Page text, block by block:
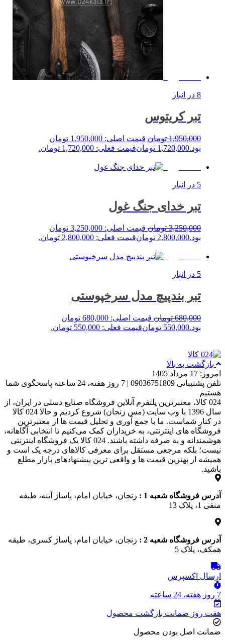
8 در انبار
تبر کریتوس
1,950,000 تومان
قیمت اصلی: 1,950,000 تومان
بود.1,720,000 تومانقیمت فعلی: 1,720,000 تومان.
5 در انبار
تبر خدای جنگ غول
3,250,000 تومان
قیمت اصلی: 3,250,000 تومان
بود.2,800,000 تومانقیمت فعلی: 2,800,000 تومان.
5 در انبار
تبر بندپیچ مدل سرخپوستی
680,000 تومان
قیمت اصلی: 680,000 تومان
بود.550,000 تومانقیمت فعلی: 550,000 تومان.
بازگشت به بالا
امروز: 17 مرداد 1405
تلفن پشتیبانی 09036751809 | 7 روز هفته، 24 ساعته پاسخگوی شما
هستیم
024 کالا، معتبرترین پلتفرم آنلاین فروشگاه صنایع دستی در ایران، از
سال 1396 با وب سایت (مس زنجان) شروع کردیم و حالا 024 کالا
در کنار شماست. ما با جمع‌ آوری و تحلیل قیمت‌ ها از معتبرترین
فروشگاه‌ های اینترنتی، به خریداران کمک می‌کنیم تا انتخابی آگاهانه،
هوشمندانه و به‌ صرفه داشته باشند. 024 کالا یک فروشگاه اینترنتی
نیست؛ بلکه مرجعی مستقل برای معرفی کالاهای درجه یک است و
همیشه از بهترین قیمت‌ ها و واقعی‌ ترین پیشنهادهای بازار مطلع
باشید.
آدرس فروشگاه شعبه 1 :
زنجان، خیابان امام، پاساژ آینه، طبقه
منفی 1، پلاک 13
آدرس فروشگاه شعبه 2 :
زنجان، خیابان امام، پاساژ کسری، طبقه
همکف، پلاک 5
ارسال اکسپرس
7 روز هفته، 24 ساعته
هفت روز ضمانت بازگشت محصول
ضمانت اصل بودن محصول